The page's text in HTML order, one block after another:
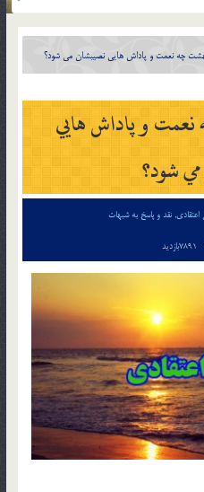
چه نعمت و پاداش هايي نصيبشان مي شود؟
و پاداش هايي
شود؟
, نقد و پاسخ به شبهات